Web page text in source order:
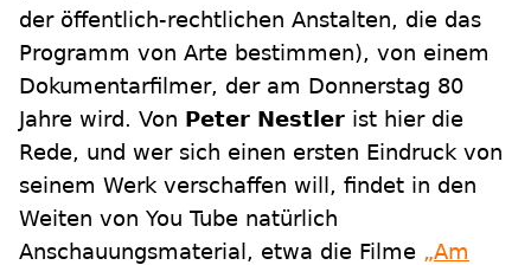
der öffentlich-rechtlichen Anstalten, die das
Programm von Arte bestimmen), von einem
Dokumentarfilmer, der am Donnerstag 80
Jahre wird. Von Peter Nestler ist hier die
Rede, und wer sich einen ersten Eindruck von
seinem Werk verschaffen will, findet in den
Weiten von You Tube natürlich
Anschauungsmaterial, etwa die Filme „Am